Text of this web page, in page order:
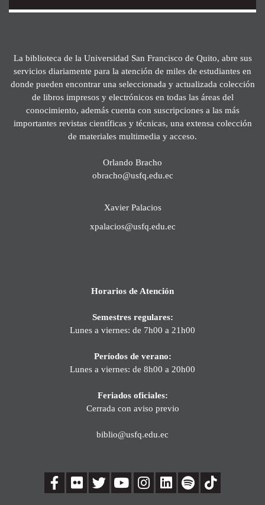
La biblioteca de la Universidad San Francisco de Quito, abre sus
servicios diariamente para la atención de miles de estudiantes en
donde pueden encontrar una seleccionada y actualizada colección
de libros impresos y electrónicos en todas las áreas del
conocimiento, además cuenta con suscripciones a las más
importantes revistas científicas y técnicas, una extensa colección
de materiales multimedia y acceso.
Orlando Bracho
obracho@usfq.edu.ec
Xavier Palacios
xpalacios@usfq.edu.ec
Horarios de Atención
Semestres regulares:
Lunes a viernes: de 7h00 a 21h00
Períodos de verano:
Lunes a viernes: de 8h00 a 20h00
Feriados oficiales:
Cerrada con aviso previo
biblio@usfq.edu.ec